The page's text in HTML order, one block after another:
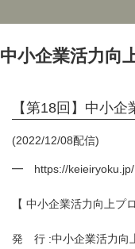
中小企業活力向
【第18回】中小
(2022/12/08配信)
━ https://
【 中小企業活力向上プ
発 行 :中小企業活力向